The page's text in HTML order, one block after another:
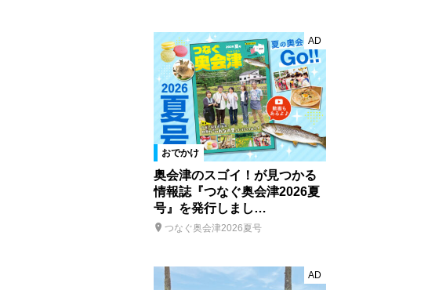
おでかけ
AD
奥会津のスゴイ！が見つかる
情報誌『つなぐ奥会津2026夏
号』を発行しまし…
つなぐ奥会津2026夏号
AD